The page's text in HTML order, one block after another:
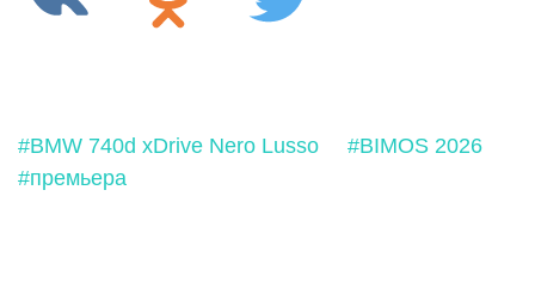
#BMW 740d xDrive Nero Lusso
#BIMOS 2026
#премьера